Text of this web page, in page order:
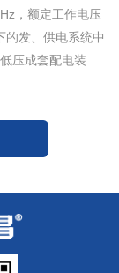
，额定工作电压
的发、供电系统中
压成套配电装